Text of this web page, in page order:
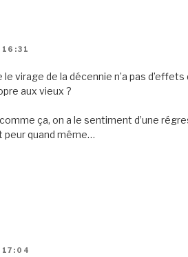
16:31
le virage de la décennie n’a pas
aux vieux ?
ça, on a le sentiment d’une
peur quand même…
17:04